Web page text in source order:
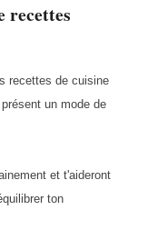
recettes
recettes de cuisine
un mode de
et t'aideront
ton